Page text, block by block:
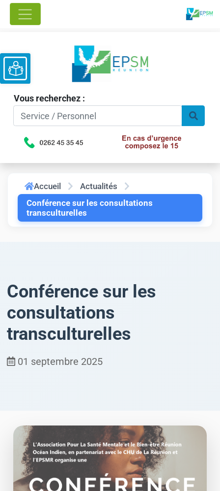
Vous recherchez :
Ouvrir la barre d’outils
Accueil
Actualités
Conférence sur les consultations
transculturelles
Conférence sur les
consultations
transculturelles
01 septembre 2025